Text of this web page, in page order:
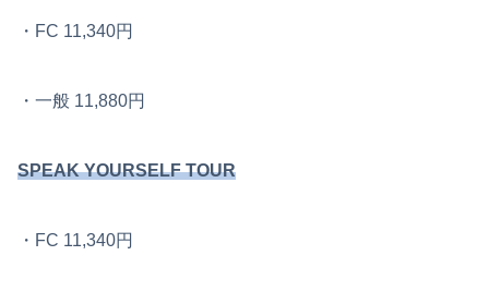
・FC 11,340円
・一般 11,880円
SPEAK YOURSELF TOUR
・FC 11,340円